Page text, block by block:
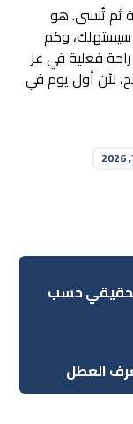
ثم تُنسى. هو
سيستهلك، وكم
فعلية في عز
لأن أول يوم في
حسب
العطل